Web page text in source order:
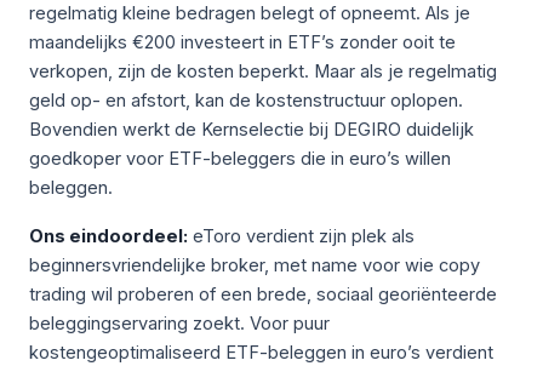
regelmatig kleine bedragen belegt of opneemt. Als je
maandelijks €200 investeert in ETF’s zonder ooit te
verkopen, zijn de kosten beperkt. Maar als je regelmatig
geld op- en afstort, kan de kostenstructuur oplopen.
Bovendien werkt de Kernselectie bij DEGIRO duidelijk
goedkoper voor ETF-beleggers die in euro’s willen
beleggen.
Ons eindoordeel: eToro verdient zijn plek als
beginnersvriendelijke broker, met name voor wie copy
trading wil proberen of een brede, sociaal georiënteerde
beleggingservaring zoekt. Voor puur
kostengeoptimaliseerd ETF-beleggen in euro’s verdient